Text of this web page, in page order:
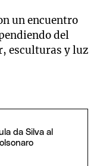
un encuentro
del
esculturas y luz
da Silva al